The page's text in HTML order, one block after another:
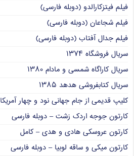
فیلم فیتزکارالدو (دوبله فارسی)
فیلم شجاعان (دوبله فارسی)
فیلم جدال آفتاب (دوبله فارسی)
سریال فروشگاه ۱۳۷۴
سریال کاراگاه شمسی و مادام ۱۳۸۰
سریال کتابفروشی هدهد ۱۳۸۵
کلیپ قدیمی از جام جهانی نود و چهار آمریکا
کارتون جوجه اردک زشت – دوبله فارسی
کارتون عروسکی هادی و هدی – کامل
کارتون میکی و ساقه لوبیا – دوبله فارسی